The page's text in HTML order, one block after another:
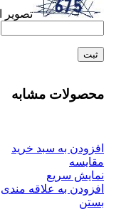
تصویر
محصولات مشابه
افزودن به سبد خرید
مقایسه
نمایش سریع
افزودن به علاقه مندی
بستن